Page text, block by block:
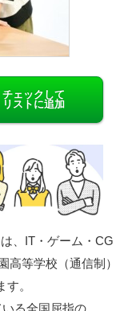
縄
チェックして
リストに追加
、IT・ゲーム・CG
高等学校（通信制）
。
る全国屈指の